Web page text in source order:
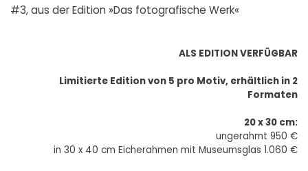
#3, aus der Edition »Das fotografische Werk«
ALS EDITION VERFÜGBAR
Limitierte Edition von 5 pro Motiv, erhältlich in 2
Formaten
20 x 30 cm:
ungerahmt 950 €
in 30 x 40 cm Eicherahmen mit Museumsglas 1.060 €